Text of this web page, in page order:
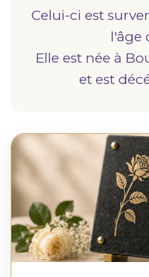
Celui-ci est
l'âge
Elle est née à
et est